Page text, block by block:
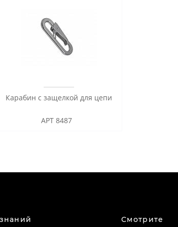
Карабин с защелкой для цепи
АРТ 8487
Смотрите